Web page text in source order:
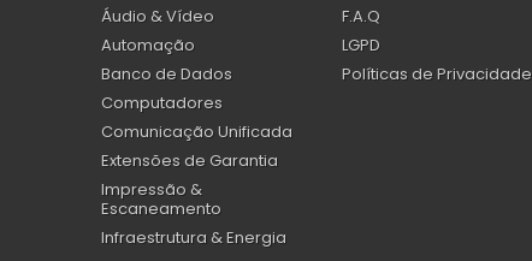
Áudio & Vídeo
Automação
Banco de Dados
Computadores
Comunicação Unificada
Extensões de Garantia
Impressão &
Escaneamento
Infraestrutura & Energia
F.A.Q
LGPD
Políticas de Privacidade